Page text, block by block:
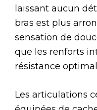
laissant aucun
bras est plus
sensation de
que les renforts
résistance
Les articulations